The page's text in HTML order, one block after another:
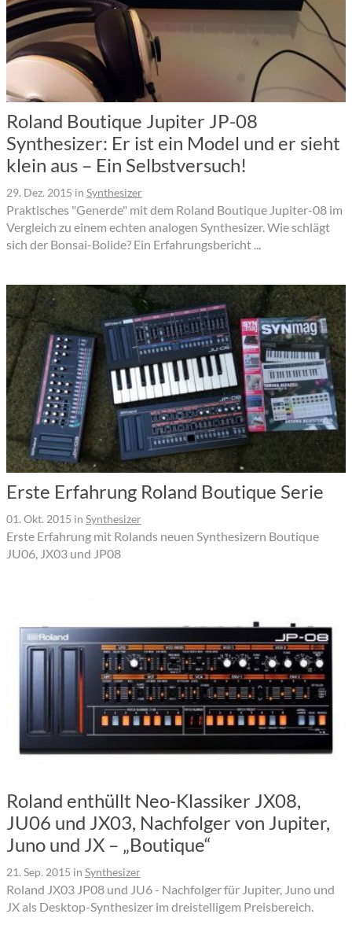
Roland Boutique Jupiter JP-08
Synthesizer: Er ist ein Model und er sieht
klein aus – Ein Selbstversuch!
29. Dez. 2015 in Synthesizer
Praktisches "Generde" mit dem Roland Boutique Jupiter-08 im
Vergleich zu einem echten analogen Synthesizer. Wie schlägt
sich der Bonsai-Bolide? Ein Erfahrungsbericht ...
Erste Erfahrung Roland Boutique Serie
01. Okt. 2015 in Synthesizer
Erste Erfahrung mit Rolands neuen Synthesizern Boutique
JU06, JX03 und JP08
Roland enthüllt Neo-Klassiker JX08,
JU06 und JX03, Nachfolger von Jupiter,
Juno und JX – „Boutique“
21. Sep. 2015 in Synthesizer
Roland JX03 JP08 und JU6 - Nachfolger für Jupiter, Juno und
JX als Desktop-Synthesizer im dreistelligem Preisbereich.